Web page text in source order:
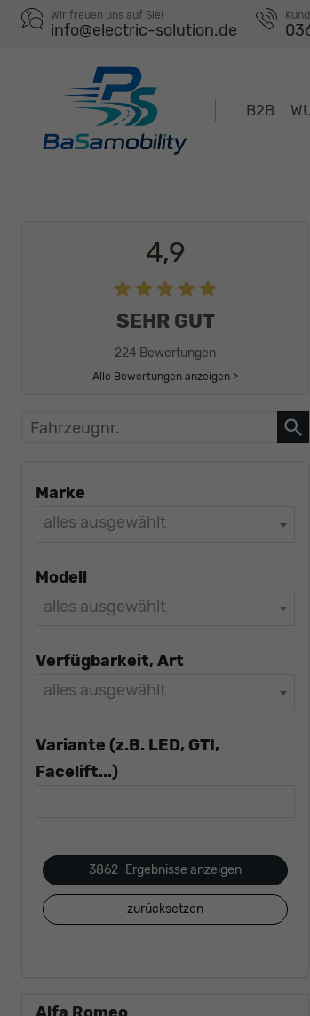
Wir freuen uns auf Sie!
info@electric-solution.de
B2B
4,9
SEHR GUT
224 Bewertungen
Alle Bewertungen anzeigen >
Fahrzeugnr.
Marke
alles ausgewählt
Modell
alles ausgewählt
Verfügbarkeit, Art
alles ausgewählt
Variante (z.B. LED, GTI,
Facelift...)
3862 Ergebnisse anzeigen
zurücksetzen